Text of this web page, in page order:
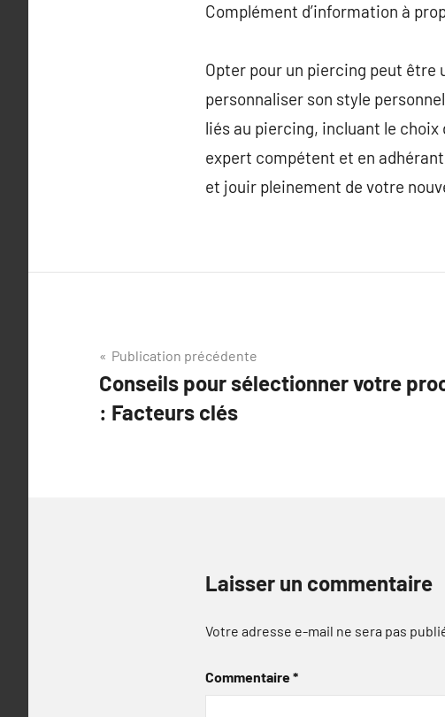
Complément d’information à
Opter pour un piercing peut être
personnaliser son style
liés au piercing, incluant le
expert compétent et en
et jouir pleinement de votre
Navigation
de
l’article
Publication précédente
Conseils pour sélectionner votre
: Facteurs clés
Laisser un commentaire
Votre adresse e-mail ne sera pas
Commentaire*